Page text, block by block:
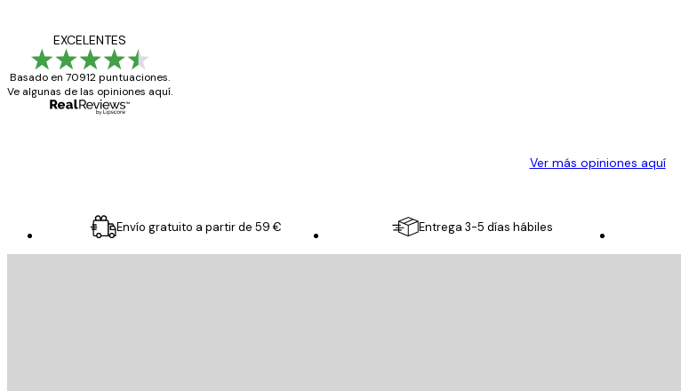
EXCELENTES
Basado en 70912 puntuaciones.
Ve algunas de las opiniones aquí.
Ver más opiniones aquí
Envío gratuito a partir de 59 € Entrega 3-5 días hábiles